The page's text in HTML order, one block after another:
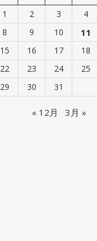
1
2 3 4
8 9 10 11
15 16 17 18
22 23 24 25
29 30 31
« 12月 3月 »